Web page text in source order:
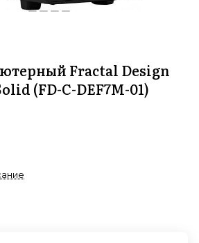
Fractal Design
(FD-C-DEF7M-01)